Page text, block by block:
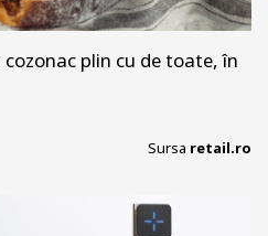
plin cu de toate, în
Sursa retail.ro